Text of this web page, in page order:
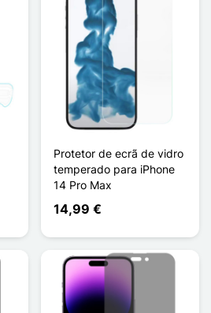
Protetor de ecrã de vidro
temperado para iPhone
14 Pro Max
14,99 €